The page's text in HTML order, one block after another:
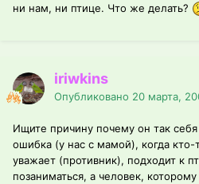
ни нам, ни птице. Что же делать?
iriwkins
Опубликовано 20 марта,
Ищите причину почему он так
ошибка (у нас с мамой), когда кто-
уважает (противник), подходит к
позаниматься, а человек,